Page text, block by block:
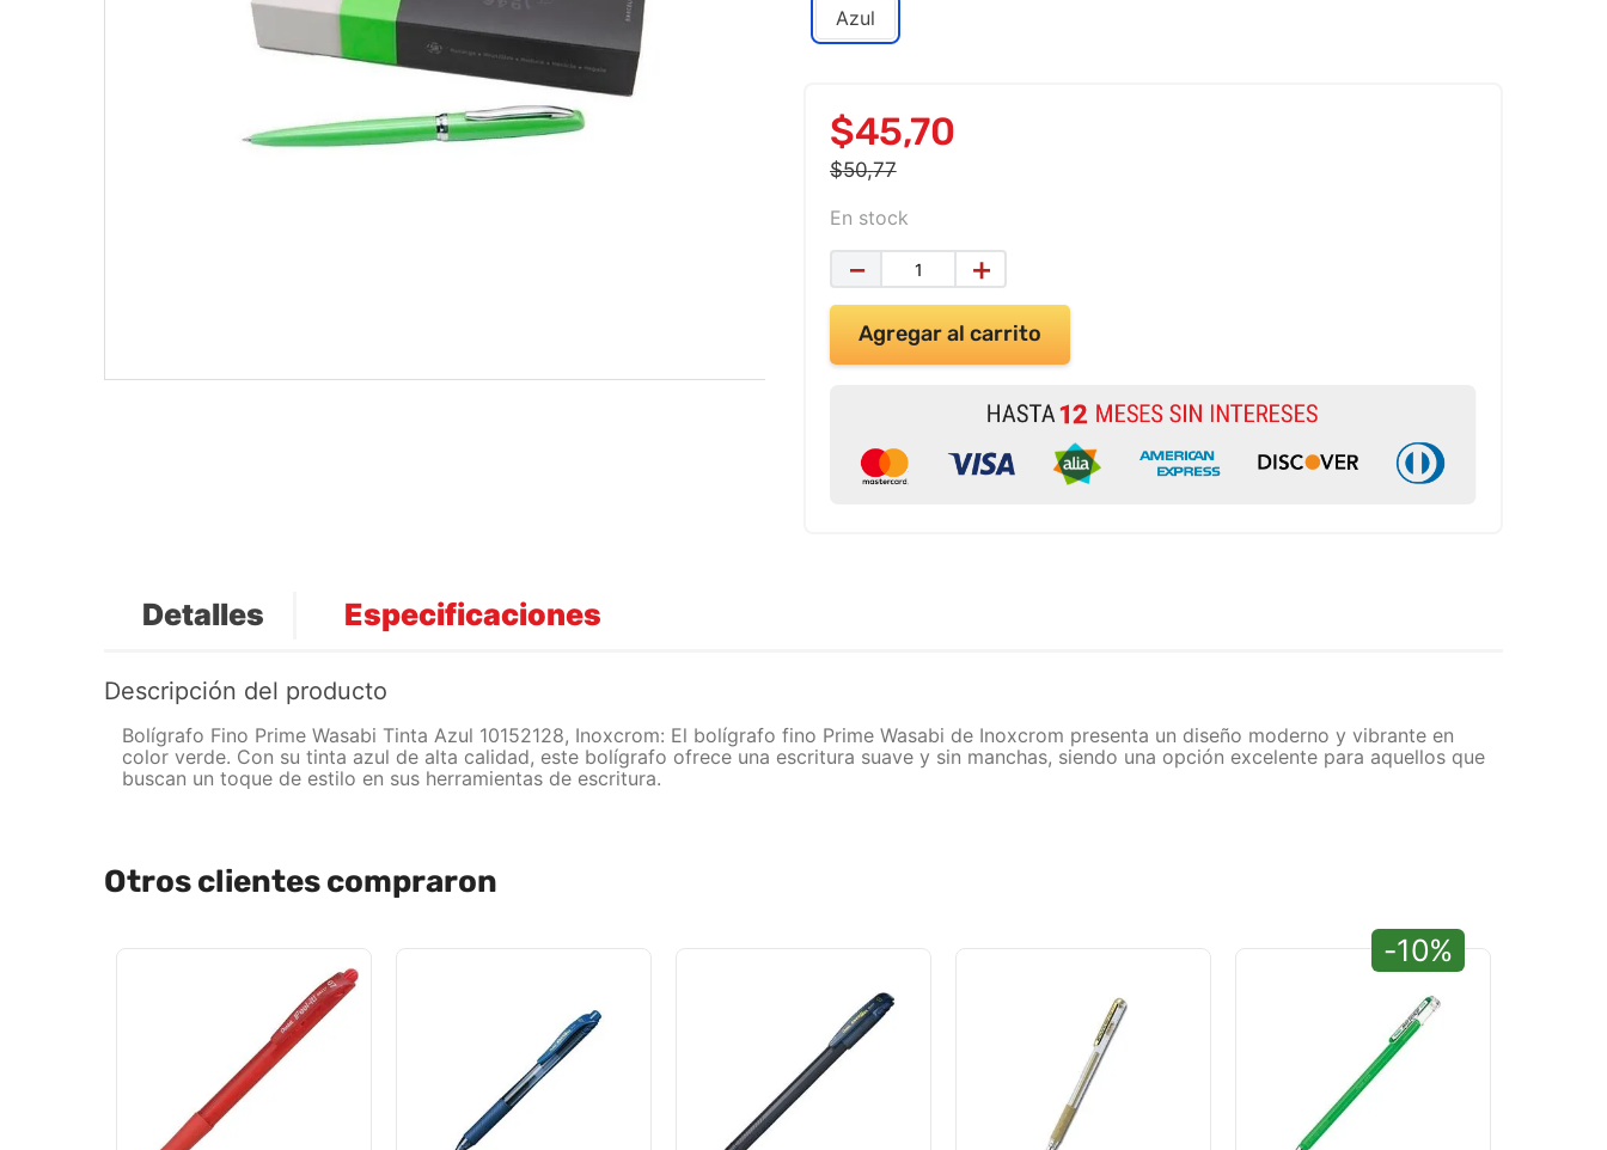
Azul
$45,70
$50,77
En stock
＋
－
Agregar al carrito
Detalles Especificaciones
Descripción del producto
Bolígrafo Fino Prime Wasabi Tinta Azul 10152128, Inoxcrom: El bolígrafo fino Prime Wasabi de Inoxcrom presenta un diseño moderno y vibrante en
color verde. Con su tinta azul de alta calidad, este bolígrafo ofrece una escritura suave y sin manchas, siendo una opción excelente para aquellos que
buscan un toque de estilo en sus herramientas de escritura.
Otros clientes compraron
-10%